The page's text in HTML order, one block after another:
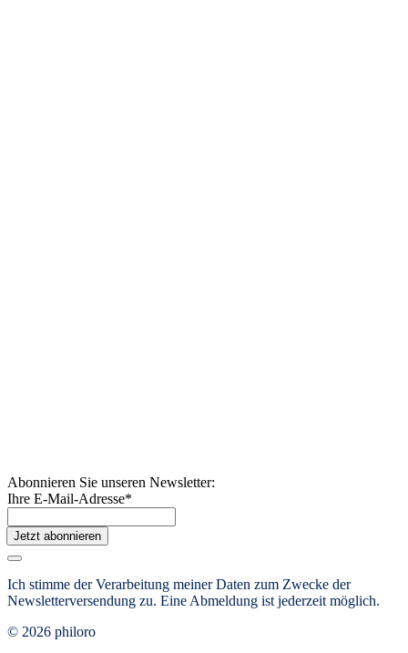
Abonnieren Sie unseren Newsletter:
Ihre E-Mail-Adresse*
Jetzt abonnieren
Ich stimme der Verarbeitung meiner Daten zum Zwecke der
Newsletterversendung zu. Eine Abmeldung ist jederzeit möglich.
© 2026 philoro